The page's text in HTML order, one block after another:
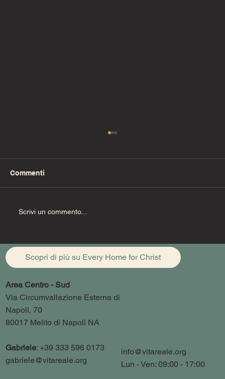
Commenti
Scrivi un commento...
Scopri di più su Every Home for Christ
Area Centro - Sud
Via Circumvallazione Esterna di
Napoli, 70
80017 Melito di Napoli NA
Gabriele: +39 333 596 0173
gabriele@vitareale.org
info@vitareale.org
Lun - Ven: 09:00 - 17:00